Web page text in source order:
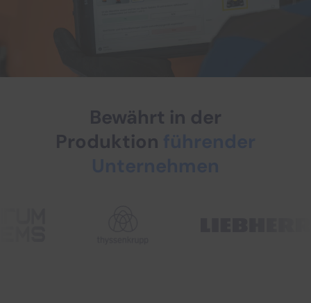
Bewährt in der
Produktion